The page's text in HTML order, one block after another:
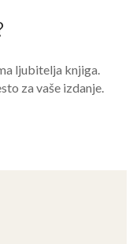
ljubitelja knjiga.
za vaše izdanje.